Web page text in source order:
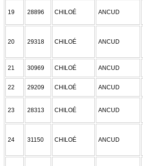
19 28896 CHILOÉ ANCUD
20 29318 CHILOÉ ANCUD
21 30969 CHILOÉ ANCUD
22 29209 CHILOÉ ANCUD
23 28313 CHILOÉ ANCUD
24 31150 CHILOÉ ANCUD